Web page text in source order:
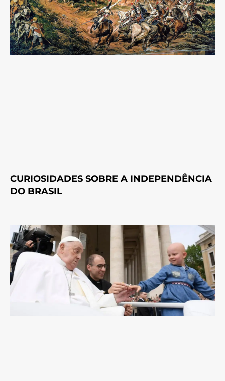
CURIOSIDADES SOBRE A INDEPENDÊNCIA
DO BRASIL